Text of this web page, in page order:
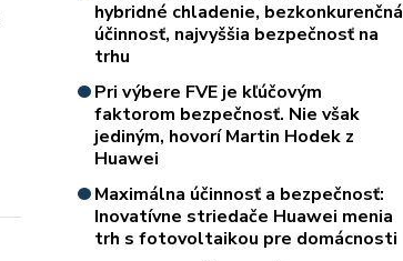
hybridné chladenie, bezkonkurenčná
účinnosť, najvyššia bezpečnosť na
trhu
Pri výbere FVE je kľúčovým
faktorom bezpečnosť. Nie však
jediným, hovorí Martin Hodek z
Huawei
Maximálna účinnosť a bezpečnosť:
Inovatívne striedače Huawei menia
trh s fotovoltaikou pre domácnosti